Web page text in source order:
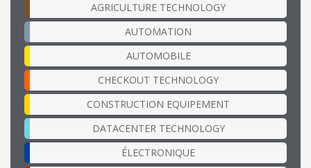
AGRICULTURE TECHNOLOGY
AUTOMATION
AUTOMOBILE
CHECKOUT TECHNOLOGY
CONSTRUCTION EQUIPEMENT
DATACENTER TECHNOLOGY
ÉLECTRONIQUE